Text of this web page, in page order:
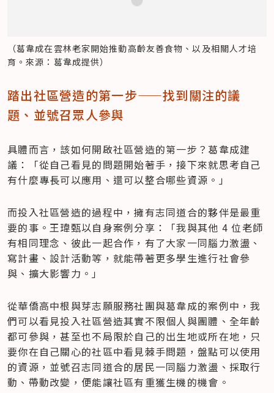
（葛韋成在雲林老家開始推動高齡友善食物、以及相關人才培
育。來源：葛韋成提供）
踏出社區營造的第一步——找到關注的議
題、並號召眾人參與
具體而言，該如何開啟社區營造的第一步？葛韋成建
議：「從自己看見的問題開始著手，接下來就思考自己
有什麼專長可以應用、還可以整合哪些資源。」
而投入社區營造的過程中，擁有志同道合的夥伴是最重
要的事。王瑋甄以自身案例分享：「我與其他 4 位老師
有相同理念、彼此一起合作，有了大家一同腦力激盪、
寫計畫、設計活動等，就能帶著更多學生進行社會參
與、擴大影響力。」
從華僑高中根與芽志願服務社團與葛韋成的案例中，我
們可以看見投入社區營造其實不限個人與團體、全年齡
都可參與，甚至也不局限於自己的出生地或所在地，只
要你在自己關心的社區中看見棘手問題，盤點可以使用
的資源，並號召志同道合的居民一同腦力激盪、採取行
動、帶動改變，便能讓社區有重獲生機的機會。